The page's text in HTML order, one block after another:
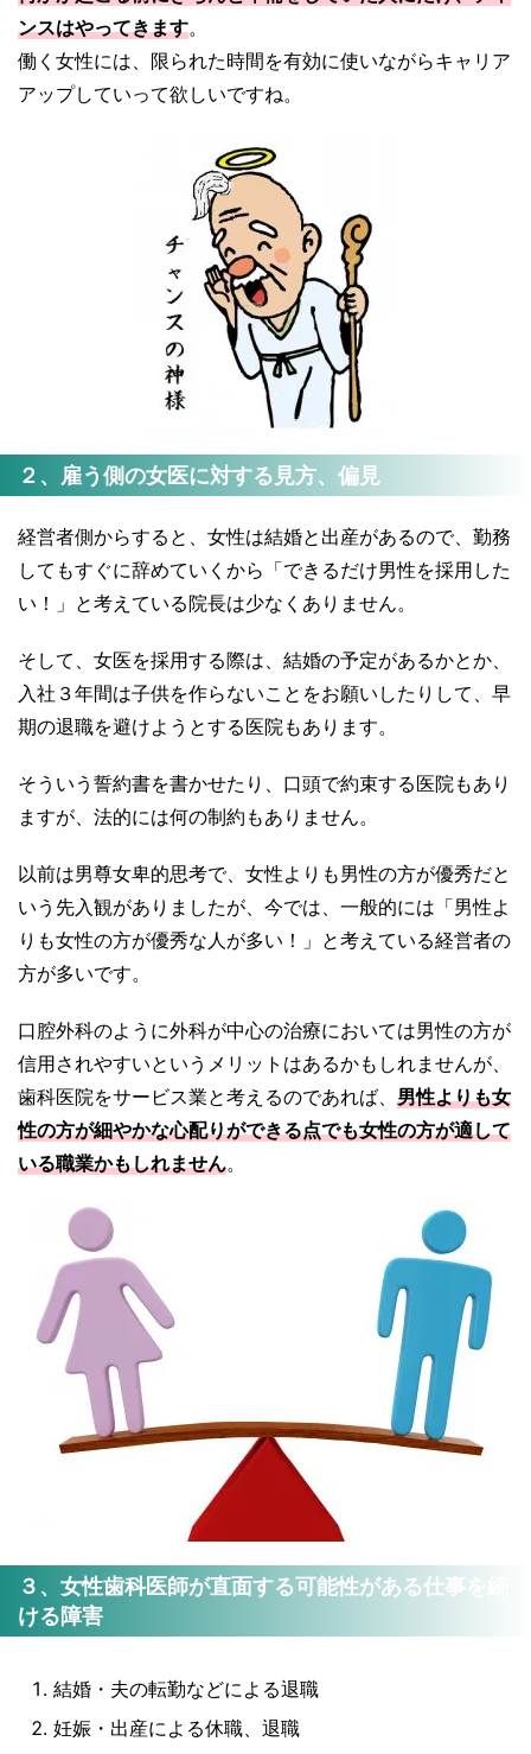
ンスはやってきます。
働く女性には、限られた時間を有効に使いながらキャリア
アップしていって欲しいですね。
２、雇う側の女医に対する見方、偏見
経営者側からすると、女性は結婚と出産があるので、勤務
してもすぐに辞めていくから「できるだけ男性を採用した
い！」と考えている院長は少なくありません。
そして、女医を採用する際は、結婚の予定があるかとか、
入社３年間は子供を作らないことをお願いしたりして、早
期の退職を避けようとする医院もあります。
そういう誓約書を書かせたり、口頭で約束する医院もあり
ますが、法的には何の制約もありません。
以前は男尊女卑的思考で、女性よりも男性の方が優秀だと
いう先入観がありましたが、今では、一般的には「男性よ
りも女性の方が優秀な人が多い！」と考えている経営者の
方が多いです。
口腔外科のように外科が中心の治療においては男性の方が
信用されやすいというメリットはあるかもしれませんが、
歯科医院をサービス業と考えるのであれば、 男性よりも女
性の方が細やかな心配りができる点でも女性の方が適して
いる職業かもしれません。
３、女性歯科医師が直面する可能性がある仕事を続
ける障害
結婚・夫の転勤などによる退職
妊娠・出産による休職、退職